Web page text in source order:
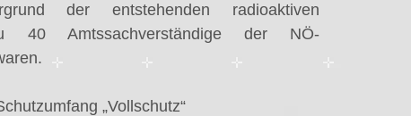
der entstehenden radioaktiven
40 Amtssachverständige der NÖ-
„Vollschutz“